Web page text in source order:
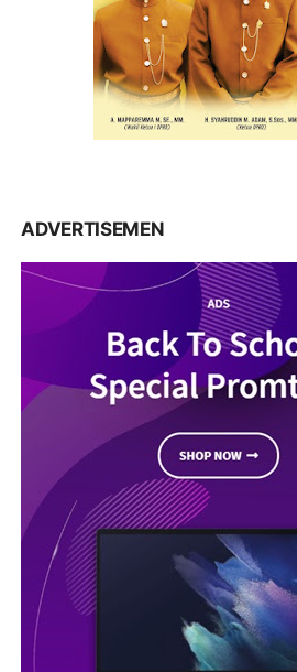
ADVERTISEMEN